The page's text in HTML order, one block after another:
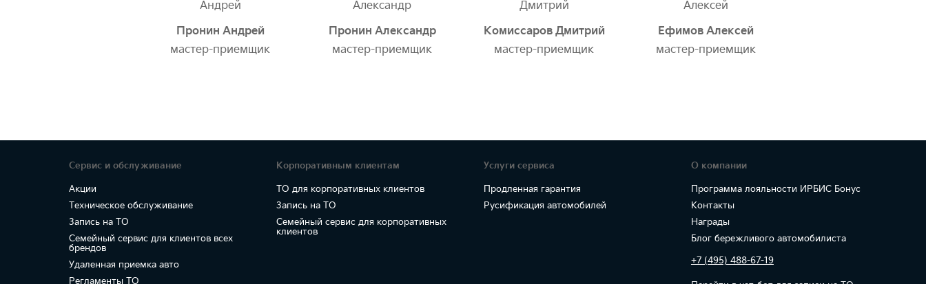
Пронин Андрей
мастер-приемщик
Пронин Александр
мастер-приемщик
Комиссаров Дмитрий
мастер-приемщик
Ефимов Алексей
мастер-приемщик
Сервис и обслуживание
Акции
Техническое обслуживание
Запись на ТО
Семейный сервис для клиентов всех
брендов
Удаленная приемка авто
Регламенты ТО
Корпоративным клиентам
ТО для корпоративных клиентов
Запись на ТО
Семейный сервис для корпоративных
клиентов
Услуги сервиса
Продленная гарантия
Русификация автомобилей
О компании
Программа лояльности ИРБИС Бонус
Контакты
Награды
Блог бережливого автомобилиста
+7 (495) 488-67-19